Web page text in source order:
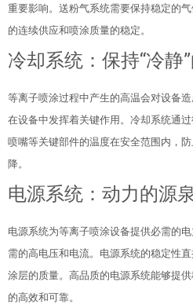
重要影响。送粉气系统需要保持稳定的
的连续供应和喷涂质量的稳定。
冷却系统：保持“冷静
等离子喷涂过程中产生的高温会对设备
在设备中发挥着关键作用。冷却系统通
喷嘴等关键部件的温度在安全范围内，
降。
电源系统：动力的源
电源系统为等离子喷涂设备提供必需的
需的高电压和电流。电源系统的稳定性
涂层的质量。高品质的电源系统能够提
的高效和可靠。